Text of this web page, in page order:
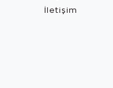
İletişim